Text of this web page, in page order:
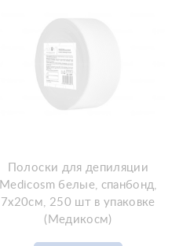
Полоски для депиляции
Medicosm белые, cпанбонд,
7х20см, 250 шт в упаковке
(Медикосм)